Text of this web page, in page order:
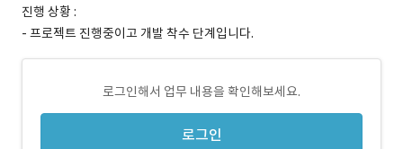
진행 상황 :
- 프로젝트 진행중이고 개발 착수 단계입니다.
로그인해서 업무 내용을 확인해보세요.
로그인